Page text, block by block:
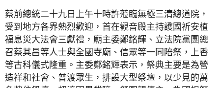
蔡前總統二十九日上午十時許蒞臨無極三清總道院，
受到地方各界熱烈歡迎，首在觀音殿主持護國祈安植
福息災大法會三獻禮，廟主委鄭銘輝、立法院黨團總
召蔡其昌等人士與全國寺廟、信眾等一同陪祭，上香
等古科儀式隆重。主委鄭銘輝表示，祭典主要是為營
造祥和社會、普渡眾生，排設大型祭壇，以少見的萬